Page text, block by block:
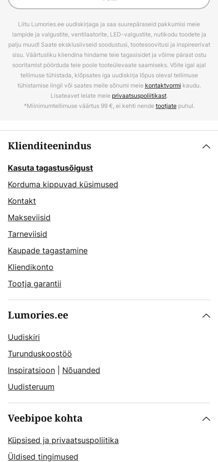
Liitu Lumories.ee uudiskirjaga ja saa suurepäraseid pakkumisi meie
lampide ja valgustite, ventilaatorite, LED-valgustite, nutikodu toodete ja
palju muud! Saate eksklusiivseid soodustusi, tootesoovitusi ja inspireerivat
sisu. Väärtusliku kliendina hindame teie tagasisidet ja võime pärast ostu
sooritamist pöörduda teie poole tooteülevaate saamiseks. Võite igal ajal
tellimuse tühistada, klõpsates iga uudiskirja lõpus oleval tellimuse
tühistamise lingil või saates meile sõnumi meie kontaktvormi kaudu.
Lisateavet leiate meie privaatsuspoliitikast.
*Miinimumtellimuse väärtus 99 €, ei kehti nendetootjatepuhul.
Klienditeenindus
Kasuta tagastusõigust
Korduma kippuvad küsimused
Kontakt
Makseviisid
Tarneviisid
Kaupade tagastamine
Kliendikonto
Tootja garantii
Lumories.ee
Uudiskiri
Turunduskoostöö
Inspiratsioon
Nõuanded
Uudisteruum
Veebipoe kohta
Küpsised ja privaatsuspoliitika
Üldised tingimused